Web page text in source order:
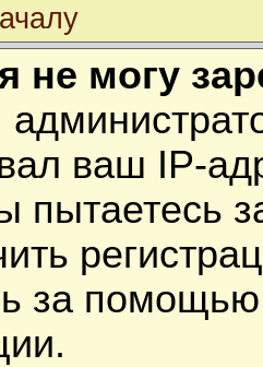
не могу
ваш IP-
пытаетесь
за помощью